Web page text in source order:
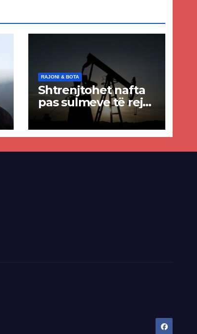
RAJONI & BOTA
Shtrenjtohet nafta
pas sulmeve të reja
SHBA–Iran